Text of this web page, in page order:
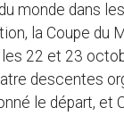
monde dans
la Coupe du
22 et 23
descentes
le départ, et